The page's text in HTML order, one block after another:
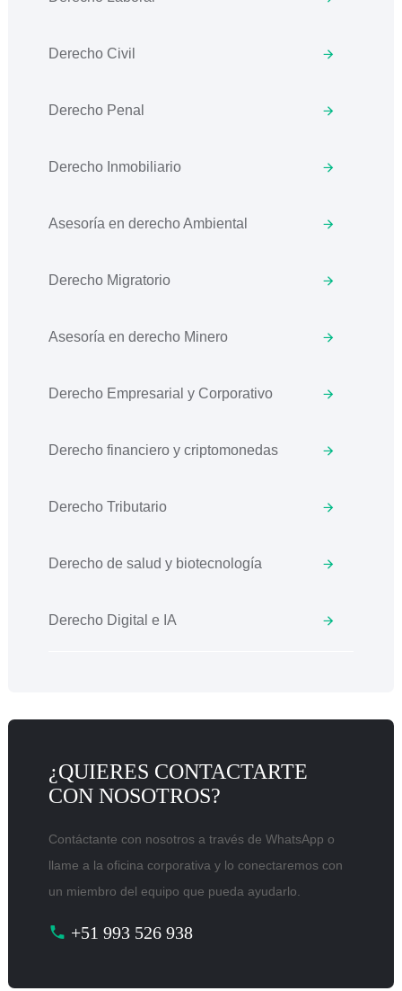
Derecho Civil
Derecho Penal
Derecho Inmobiliario
Asesoría en derecho Ambiental
Derecho Migratorio
Asesoría en derecho Minero
Derecho Empresarial y Corporativo
Derecho financiero y criptomonedas
Derecho Tributario
Derecho de salud y biotecnología
Derecho Digital e IA
¿QUIERES CONTACTARTE
CON NOSOTROS?
Contáctante con nosotros a través de WhatsApp o
llame a la oficina corporativa y lo conectaremos con
un miembro del equipo que pueda ayudarlo.
+51 993 526 938